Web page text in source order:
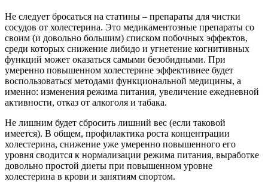
Не следует бросаться на статины – препараты для чистки
сосудов от холестерина. Это медикаментозные препараты со
своим (и довольно большим) списком побочных эффектов,
среди которых снижение либидо и угнетение когнитивных
функций может оказаться самыми безобидными. При
умеренно повышенном холестерине эффективнее будет
воспользоваться методами функциональной медицины, а
именно: изменения режима питания, увеличение ежедневной
активности, отказ от алкоголя и табака.
Не лишним будет сбросить лишний вес (если таковой
имеется). В общем, профилактика роста концентрации
холестерина, снижение уже умеренно повышенного его
уровня сводится к нормализации режима питания, выработке
довольно простой диеты при повышенном уровне
холестерина в крови и занятиям спортом.